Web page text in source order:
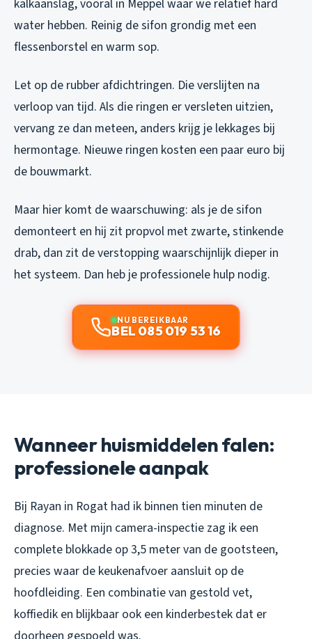
kalkaanslag, vooral in Meppel waar we relatief hard
water hebben. Reinig de sifon grondig met een
flessenborstel en warm sop.
Let op de rubber afdichtringen. Die verslijten na
verloop van tijd. Als die ringen er versleten uitzien,
vervang ze dan meteen, anders krijg je lekkages bij
hermontage. Nieuwe ringen kosten een paar euro bij
de bouwmarkt.
Maar hier komt de waarschuwing: als je de sifon
demonteert en hij zit propvol met zwarte, stinkende
drab, dan zit de verstopping waarschijnlijk dieper in
het systeem. Dan heb je professionele hulp nodig.
NU BEREIKBAAR
BEL 085 019 53 16
Wanneer huismiddelen falen:
professionele aanpak
Bij Rayan in Rogat had ik binnen tien minuten de
diagnose. Met mijn camera-inspectie zag ik een
complete blokkade op 3,5 meter van de gootsteen,
precies waar de keukenafvoer aansluit op de
hoofdleiding. Een combinatie van gestold vet,
koffiedik en blijkbaar ook een kinderbestek dat er